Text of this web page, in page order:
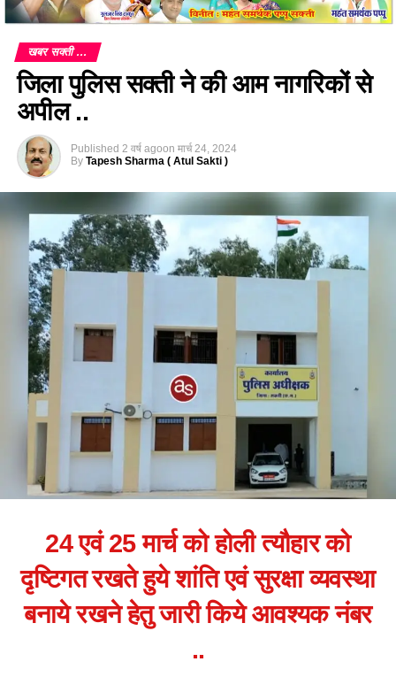
खबर सक्ती ...
जिला पुलिस सक्ती ने की आम नागरिकों से
अपील ..
Published 2 वर्ष agoon मार्च 24, 2024
By Tapesh Sharma ( Atul Sakti )
24 एवं 25 मार्च को होली त्यौहार को
दृष्टिगत रखते हुये शांति एवं सुरक्षा व्यवस्था
बनाये रखने हेतु जारी किये आवश्यक नंबर
..